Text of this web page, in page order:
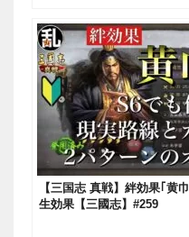
【三国志 真戦】絆効果｢黄
生効果【三國志】#259